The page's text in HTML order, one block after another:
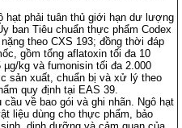
hạt phải tuân thủ giới hạn dư lượng
ban Tiêu chuẩn thực phẩm Codex
theo CXS 193; đồng thời đáp
gồm tổng aflatoxin tối đa 10
kg và fumonisin tối đa 2.000
sản xuất, chuẩn bị và xử lý theo
quy định tại EAS 39.
về bao gói và ghi nhãn. Ngô hạt
liệu dùng cho thực phẩm, bảo